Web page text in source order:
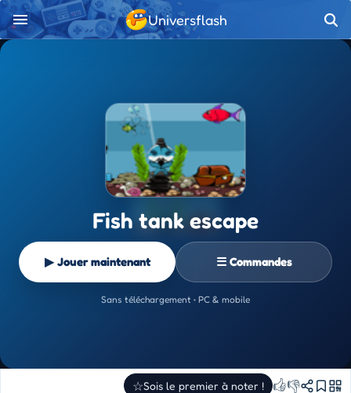
Universflash
Fish tank escape
▶ Jouer maintenant ☰ Commandes
Sans téléchargement • PC & mobile
☆Sois le premier à noter ! 👍👎